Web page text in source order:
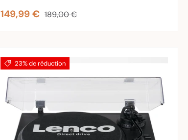
Prix soldé
149,99 € Prix habituel
189,00 €
23% de réduction